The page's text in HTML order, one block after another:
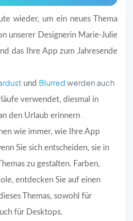
wieder, um ein neues Thema
unserer Designerin Marie-Julie
das Ihre App zum Jahresende
und Blurredwerden auch
verwendet, diesmal in
den Urlaub erinnern .
wie immer, wie Ihre App
Sie sich entscheiden, sie in
zu gestalten. Farben,
entdecken Sie auf einen
Themas, sowohl für
für Desktops.